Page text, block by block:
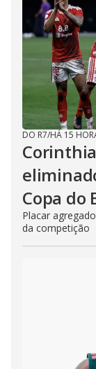
DO R7/HÁ 15
Copa do
Placar
da competição